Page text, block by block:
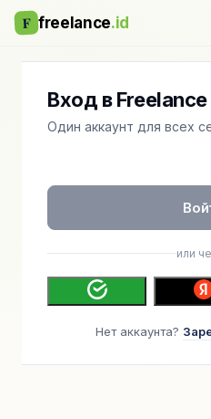
F freelance.id
Вход в Freelance
Один аккаунт для всех
или
Нет аккаунта?